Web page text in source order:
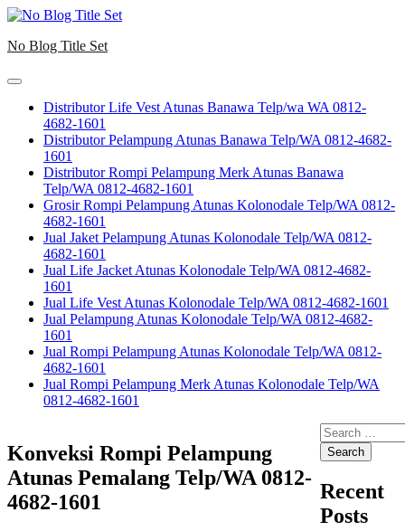
Skip
content
No Blog Title Set
Distributor Life Vest Atunas Banawa Telp/wa WA 0812-
4682-1601
Distributor Pelampung Atunas Banawa Telp/WA 0812-4682-
1601
Distributor Rompi Pelampung Merk Atunas Banawa
Telp/WA 0812-4682-1601
Grosir Rompi Pelampung Atunas Kolonodale Telp/WA 0812-
4682-1601
Jual Jaket Pelampung Atunas Kolonodale Telp/WA 0812-
4682-1601
Jual Life Jacket Atunas Kolonodale Telp/WA 0812-4682-
1601
Jual Life Vest Atunas Kolonodale Telp/WA 0812-4682-1601
Jual Pelampung Atunas Kolonodale Telp/WA 0812-4682-
1601
Jual Rompi Pelampung Atunas Kolonodale Telp/WA 0812-
4682-1601
Jual Rompi Pelampung Merk Atunas Kolonodale Telp/WA
0812-4682-1601
Konveksi Rompi Pelampung
Atunas Pemalang Telp/WA 0812-
4682-1601
Search
for:
Recent
Posts